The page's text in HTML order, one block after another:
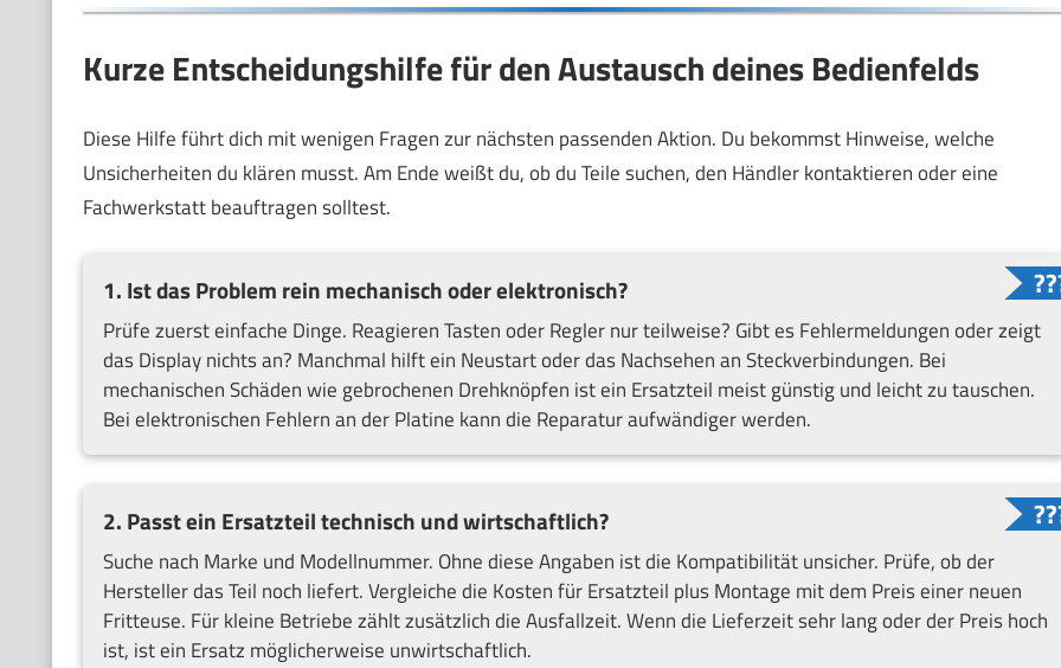
Kurze Entscheidungshilfe für den Austausch deines Bedienfelds
Diese Hilfe führt dich mit wenigen Fragen zur nächsten passenden Aktion. Du bekommst Hinweise, welche
Unsicherheiten du klären musst. Am Ende weißt du, ob du Teile suchen, den Händler kontaktieren oder eine
Fachwerkstatt beauftragen solltest.
1. Ist das Problem rein mechanisch oder elektronisch?
Prüfe zuerst einfache Dinge. Reagieren Tasten oder Regler nur teilweise? Gibt es Fehlermeldungen oder zeigt
das Display nichts an? Manchmal hilft ein Neustart oder das Nachsehen an Steckverbindungen. Bei
mechanischen Schäden wie gebrochenen Drehknöpfen ist ein Ersatzteil meist günstig und leicht zu tauschen.
Bei elektronischen Fehlern an der Platine kann die Reparatur aufwändiger werden.
2. Passt ein Ersatzteil technisch und wirtschaftlich?
Suche nach Marke und Modellnummer. Ohne diese Angaben ist die Kompatibilität unsicher. Prüfe, ob der
Hersteller das Teil noch liefert. Vergleiche die Kosten für Ersatzteil plus Montage mit dem Preis einer neuen
Fritteuse. Für kleine Betriebe zählt zusätzlich die Ausfallzeit. Wenn die Lieferzeit sehr lang oder der Preis hoch
ist, ist ein Ersatz möglicherweise unwirtschaftlich.